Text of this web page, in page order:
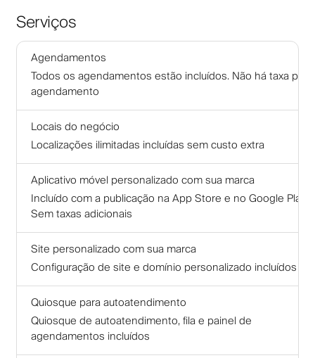
Serviços
Agendamentos
Todos os agendamentos estão incluídos. Não há taxa por
agendamento
Locais do negócio
Localizações ilimitadas incluídas sem custo extra
Aplicativo móvel personalizado com sua marca
Incluído com a publicação na App Store e no Google Play.
Sem taxas adicionais
Site personalizado com sua marca
Configuração de site e domínio personalizado incluídos
Quiosque para autoatendimento
Quiosque de autoatendimento, fila e painel de
agendamentos incluídos